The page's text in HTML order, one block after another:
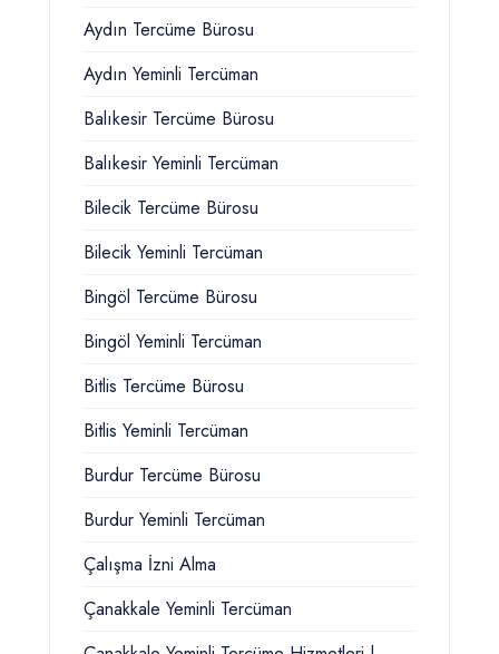
Aydın Tercüme Bürosu
Aydın Yeminli Tercüman
Balıkesir Tercüme Bürosu
Balıkesir Yeminli Tercüman
Bilecik Tercüme Bürosu
Bilecik Yeminli Tercüman
Bingöl Tercüme Bürosu
Bingöl Yeminli Tercüman
Bitlis Tercüme Bürosu
Bitlis Yeminli Tercüman
Burdur Tercüme Bürosu
Burdur Yeminli Tercüman
Çalışma İzni Alma
Çanakkale Yeminli Tercüman